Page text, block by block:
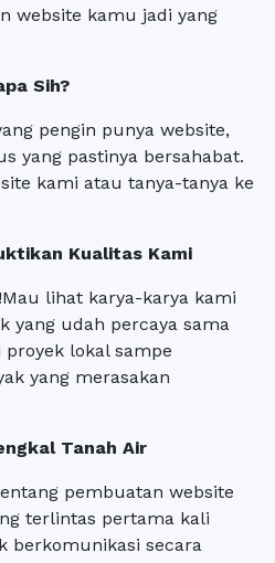
website kamu jadi yang
Sih?
pengin punya website,
yang pastinya bersahabat.
kami atau tanya-tanya ke
Kualitas Kami
Mau lihat karya-karya kami
yang udah percaya sama
proyek lokal sampe
yang merasakan
Tanah Air
pembuatan website
terlintas pertama kali
berkomunikasi secara